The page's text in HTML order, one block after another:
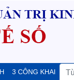
3 CÔNG KHAI